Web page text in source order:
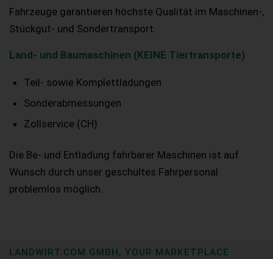
Fahrzeuge garantieren höchste Qualität im Maschinen-,
Stückgut- und Sondertransport.
Land- und Baumaschinen (KEINE Tiertransporte)
Teil- sowie Komplettladungen
Sonderabmessungen
Zollservice (CH)
Die Be- und Entladung fahrbarer Maschinen ist auf
Wunsch durch unser geschultes Fahrpersonal
problemlos möglich.
LANDWIRT.COM GMBH, YOUR MARKETPLACE